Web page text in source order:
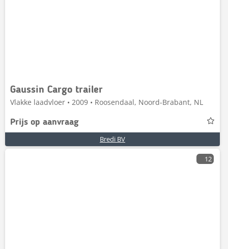
Gaussin Cargo trailer
Vlakke laadvloer • 2009 • Roosendaal, Noord-Brabant, NL
Prijs op aanvraag
Bredi BV
12